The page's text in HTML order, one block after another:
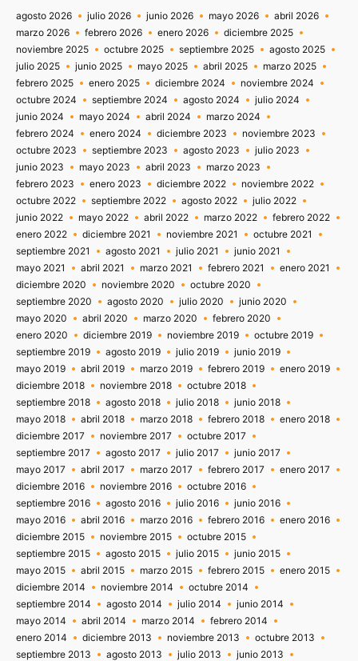
agosto 2026 julio 2026 junio 2026 mayo 2026
abril 2026
marzo 2026
febrero 2026 enero 2026
diciembre 2025
noviembre 2025
octubre 2025 septiembre 2025
agosto 2025
julio 2025
junio 2025 mayo 2025 abril 2025
marzo 2025
febrero 2025
enero 2025 diciembre 2024
noviembre 2024
octubre 2024
septiembre 2024 agosto 2024
julio 2024
junio 2024
mayo 2024 abril 2024
marzo 2024
febrero 2024
enero 2024 diciembre 2023
noviembre 2023
octubre 2023
septiembre 2023 agosto 2023
julio 2023
junio 2023
mayo 2023 abril 2023
marzo 2023
febrero 2023
enero 2023 diciembre 2022
noviembre 2022
octubre 2022
septiembre 2022 agosto 2022
julio 2022
junio 2022
mayo 2022 abril 2022 marzo 2022
febrero 2022
enero 2022
diciembre 2021 noviembre 2021
octubre 2021
septiembre 2021
agosto 2021 julio 2021
junio 2021
mayo 2021
abril 2021 marzo 2021 febrero 2021
enero 2021
diciembre 2020
noviembre 2020
octubre 2020
septiembre 2020
agosto 2020 julio 2020
junio 2020
mayo 2020
abril 2020 marzo 2020
febrero 2020
enero 2020
diciembre 2019 noviembre 2019
octubre 2019
septiembre 2019
agosto 2019 julio 2019
junio 2019
mayo 2019
abril 2019 marzo 2019 febrero 2019
enero 2019
diciembre 2018
noviembre 2018
octubre 2018
septiembre 2018
agosto 2018 julio 2018
junio 2018
mayo 2018
abril 2018 marzo 2018 febrero 2018
enero 2018
diciembre 2017
noviembre 2017
octubre 2017
septiembre 2017
agosto 2017 julio 2017
junio 2017
mayo 2017
abril 2017 marzo 2017 febrero 2017
enero 2017
diciembre 2016
noviembre 2016
octubre 2016
septiembre 2016
agosto 2016 julio 2016
junio 2016
mayo 2016
abril 2016 marzo 2016 febrero 2016
enero 2016
diciembre 2015
noviembre 2015
octubre 2015
septiembre 2015
agosto 2015 julio 2015
junio 2015
mayo 2015
abril 2015 marzo 2015 febrero 2015
enero 2015
diciembre 2014
noviembre 2014
octubre 2014
septiembre 2014
agosto 2014 julio 2014
junio 2014
mayo 2014
abril 2014 marzo 2014
febrero 2014
enero 2014
diciembre 2013 noviembre 2013
octubre 2013
septiembre 2013
agosto 2013 julio 2013 junio 2013